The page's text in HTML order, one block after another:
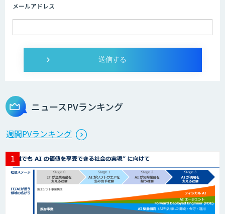
DXセカンドオピニオン
生産計画最適化AIソリューション
サテライトAI
メールアドレス
ニュースPVランキング
週間PVランキング